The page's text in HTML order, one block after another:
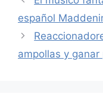
español
ampollas y ganar